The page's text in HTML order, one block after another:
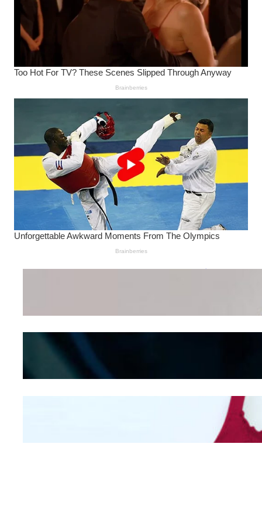
Wanita Pamer Pakaian
Kepribadian
Mengintip Kepribadian
Wanita Dari Warna Bra